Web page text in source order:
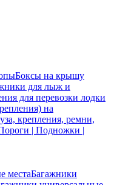
Боксы на крышу
для лыж и
для перевозки лодки
на
крепления, ремни,
| Подножки |
местаБагажники